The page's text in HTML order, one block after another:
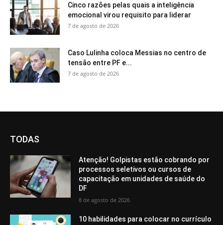
Cinco razões pelas quais a inteligência
emocional virou requisito para liderar
7 de agosto de 2026
Caso Lulinha coloca Messias no centro de
tensão entre PF e...
7 de agosto de 2026
TODAS
Atenção! Golpistas estão cobrando por
processos seletivos ou cursos de
capacitação em unidades de saúde do
DF
8 de agosto de 2026
10 habilidades para colocar no currículo